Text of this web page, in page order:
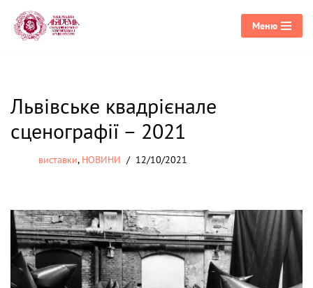
Перейти
Меню
Львівське квадрієнале
сценографії – 2021
виставки, НОВИНИ 12/10/2021